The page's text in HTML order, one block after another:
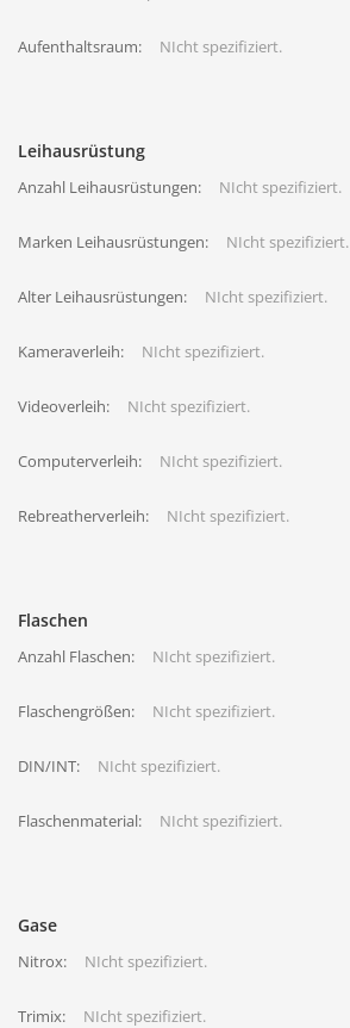
Aufenthaltsraum: NIcht spezifiziert.
Leihausrüstung
Anzahl Leihausrüstungen: NIcht spezifiziert.
Marken Leihausrüstungen: NIcht spezifiziert.
Alter Leihausrüstungen: NIcht spezifiziert.
Kameraverleih: NIcht spezifiziert.
Videoverleih: NIcht spezifiziert.
Computerverleih: NIcht spezifiziert.
Rebreatherverleih: NIcht spezifiziert.
Flaschen
Anzahl Flaschen: NIcht spezifiziert.
Flaschengrößen: NIcht spezifiziert.
DIN/INT: NIcht spezifiziert.
Flaschenmaterial: NIcht spezifiziert.
Gase
Nitrox: NIcht spezifiziert.
Trimix: NIcht spezifiziert.